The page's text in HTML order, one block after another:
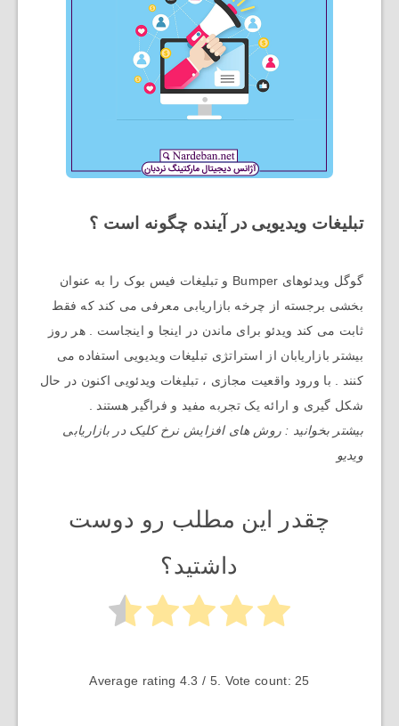
تبلیغات ویدیویی در آینده چگونه است ؟
گوگل ویدئوهای Bumper و تبلیغات فیس بوک را به عنوان
بخشی برجسته از چرخه بازاریابی معرفی می کند که فقط
ثابت می کند ویدئو برای ماندن در اینجا و اینجاست . هر روز
بیشتر بازاریابان از استراتژی تبلیغات ویدیویی استفاده می
کنند . با ورود واقعیت مجازی ، تبلیغات ویدئویی اکنون در حال
شکل گیری و ارائه یک تجربه مفید و فراگیر هستند .
بیشتر بخوانید : روش های افزایش نرخ کلیک در بازاریابی
ویدیو
چقدر این مطلب رو دوست
داشتید؟
Average rating 4.3 / 5. Vote count: 25